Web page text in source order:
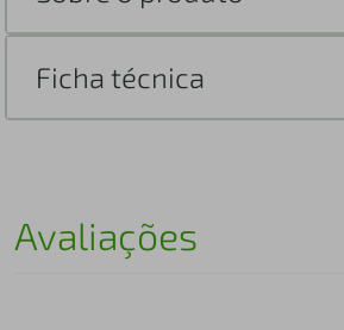
Ficha técnica
Avaliações